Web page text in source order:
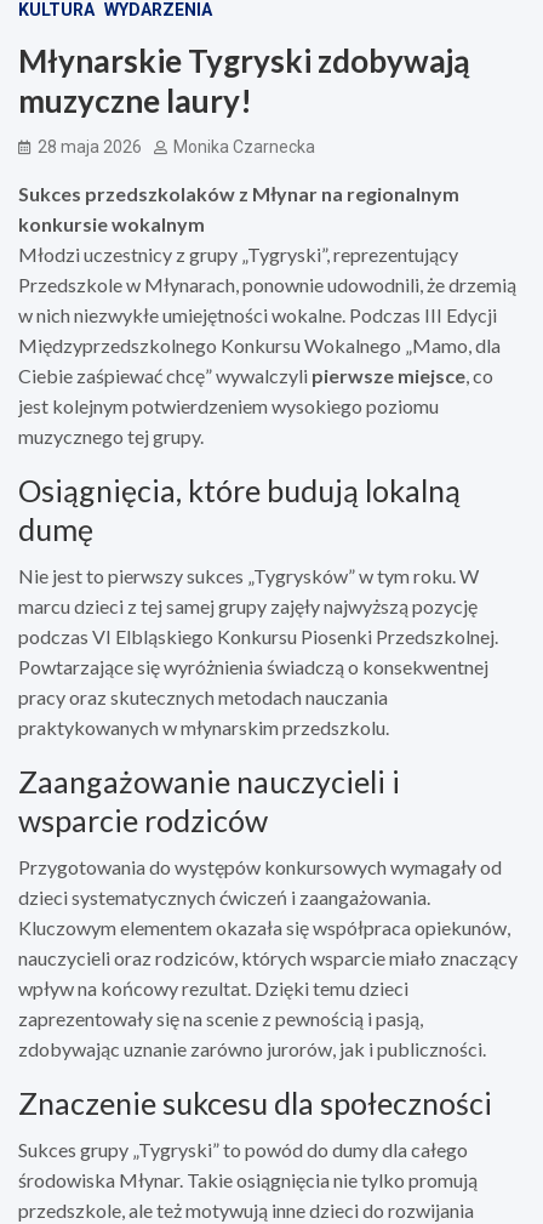
KULTURA WYDARZENIA
Młynarskie Tygryski zdobywają
muzyczne laury!
28 maja 2026 Monika Czarnecka
Sukces przedszkolaków z Młynar na regionalnym
konkursie wokalnym
Młodzi uczestnicy z grupy „Tygryski”, reprezentujący
Przedszkole w Młynarach, ponownie udowodnili, że drzemią
w nich niezwykłe umiejętności wokalne. Podczas III Edycji
Międzyprzedszkolnego Konkursu Wokalnego „Mamo, dla
Ciebie zaśpiewać chcę” wywalczyli pierwsze miejsce, co
jest kolejnym potwierdzeniem wysokiego poziomu
muzycznego tej grupy.
Osiągnięcia, które budują lokalną
dumę
Nie jest to pierwszy sukces „Tygrysków” w tym roku. W
marcu dzieci z tej samej grupy zajęły najwyższą pozycję
podczas VI Elbląskiego Konkursu Piosenki Przedszkolnej.
Powtarzające się wyróżnienia świadczą o konsekwentnej
pracy oraz skutecznych metodach nauczania
praktykowanych w młynarskim przedszkolu.
Zaangażowanie nauczycieli i
wsparcie rodziców
Przygotowania do występów konkursowych wymagały od
dzieci systematycznych ćwiczeń i zaangażowania.
Kluczowym elementem okazała się współpraca opiekunów,
nauczycieli oraz rodziców, których wsparcie miało znaczący
wpływ na końcowy rezultat. Dzięki temu dzieci
zaprezentowały się na scenie z pewnością i pasją,
zdobywając uznanie zarówno jurorów, jak i publiczności.
Znaczenie sukcesu dla społeczności
Sukces grupy „Tygryski” to powód do dumy dla całego
środowiska Młynar. Takie osiągnięcia nie tylko promują
przedszkole, ale też motywują inne dzieci do rozwijania